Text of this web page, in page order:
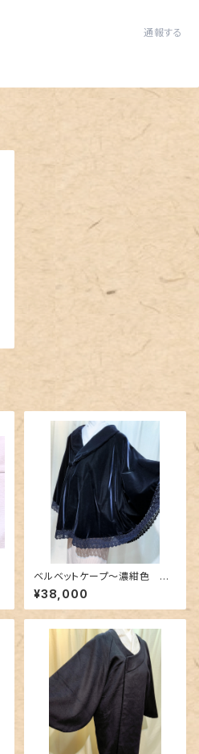
通報する
ベルベットケープ〜濃紺色 裾
が上質な幅広レース〜
¥38,000